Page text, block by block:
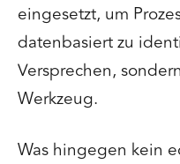
eingesetzt, um
datenbasiert zu
Versprechen,
Werkzeug.
Was hingegen kein